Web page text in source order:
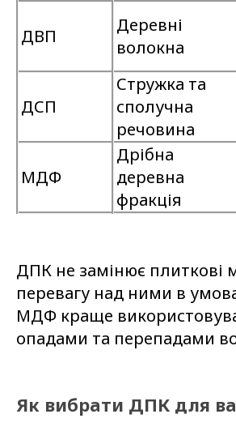
ДВП
Деревні
волокна
ДСП
Стружка та
сполучна
речовина
МДФ
Дрібна
деревна
фракція
ДПК не замінює плиткові
перевагу над ними в
МДФ краще
опадами та перепадами
Як вибрати ДПК для